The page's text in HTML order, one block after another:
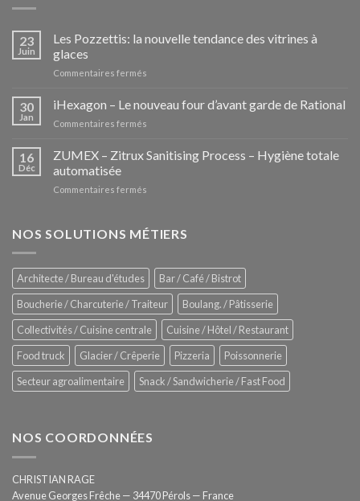
23
Juin
Les Pozzettis: la nouvelle tendance des vitrines à
glaces
Commentaires fermés
Pozzettis:
la
des
30
Jan
iHexagon – Le nouveau four d’avant garde de Rational
Commentaires fermés
–
Le
de
16
Déc
ZUMEX – Zitrux Sanitising Process – Hygiène totale
automatisée
Commentaires fermés
Zitrux
–
Hygiène
totale
automatisée
NOS SOLUTIONS MÉTIERS
Architecte / Bureau d'études
Bar / Café / Bistrot
Boucherie / Charcuterie / Traiteur
Boulang. / Pâtisserie
Collectivités / Cuisine centrale
Cuisine / Hôtel / Restaurant
Food truck
Glacier / Crêperie Pizzeria
Poissonnerie
Secteur agroalimentaire
Snack / Sandwicherie / Fast Food
NOS COORDONNÉES
CHRISTIAN RAGE
Avenue Georges Frêche — 34470 Pérols — France